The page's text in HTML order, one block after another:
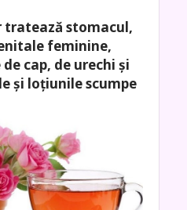
stomacul,
feminine,
cap, de urechi și
și loțiunile scumpe